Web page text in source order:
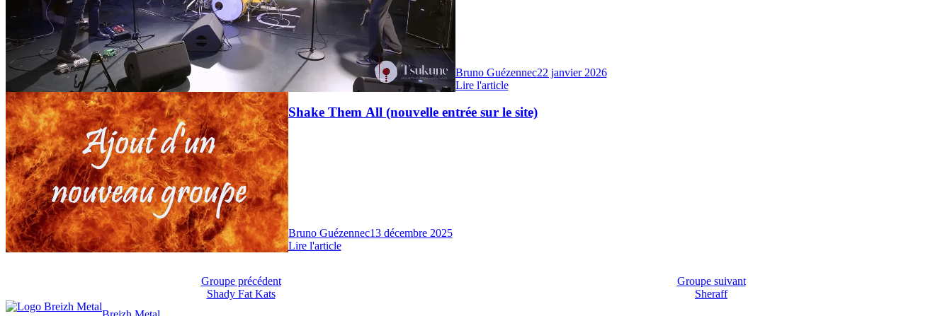
News
Bruno Guézennec22 janvier 2026
Lire l'article
Shake Them All (nouvelle entrée sur le site)
Bruno Guézennec13 décembre 2025
Lire l'article
Groupe précédent
Shady Fat Kats
Groupe suivant
Sheraff